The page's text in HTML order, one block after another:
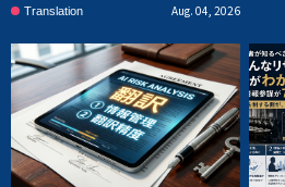
Translation Aug. 04, 2026